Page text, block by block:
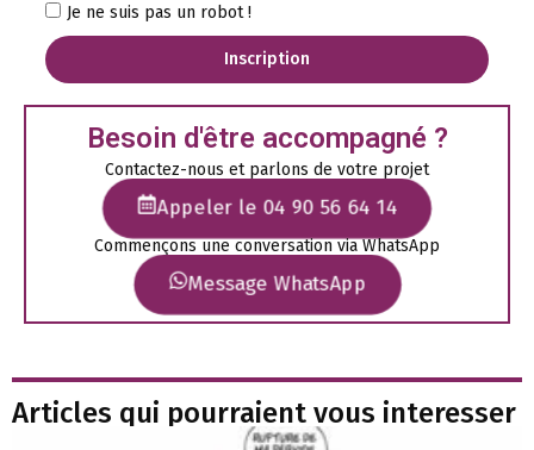
Je ne suis pas un robot !
Inscription
Besoin d'être accompagné ?
Contactez-nous et parlons de votre projet
Appeler le 04 90 56 64 14
Commençons une conversation via WhatsApp
Message WhatsApp
Articles qui pourraient vous interesser